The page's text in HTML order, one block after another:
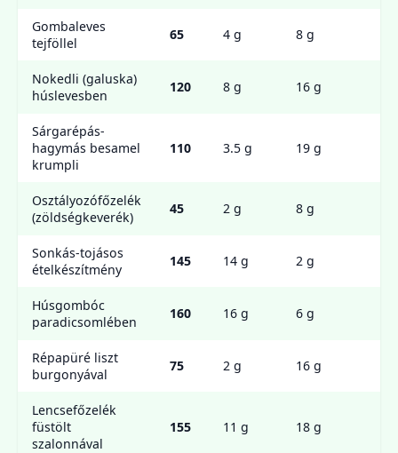
Gombaleves
tejföllel
65 4 g 8 g
Nokedli (galuska)
húslevesben
120 8 g 16 g
Sárgarépás-
hagymás besamel
krumpli
110 3.5 g 19 g
Osztályozófőzelék
(zöldségkeverék)
45 2 g 8 g
Sonkás-tojásos
ételkészítmény
145 14 g 2 g
Húsgombóc
paradicsomlében
160 16 g 6 g
Répapüré liszt
burgonyával
75 2 g 16 g
Lencsefőzelék
füstölt
szalonnával
155 11 g 18 g